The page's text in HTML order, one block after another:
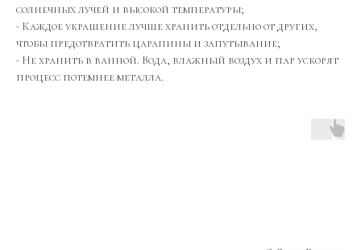
солнечных лучей и высокой температуры;
- Каждое украшение лучше хранить отдельно от других,
чтобы предотвратить царапины и запутывание;
- Не хранить в ванной. Вода, влажный воздух и пар ускорят
процесс потемнее металла.